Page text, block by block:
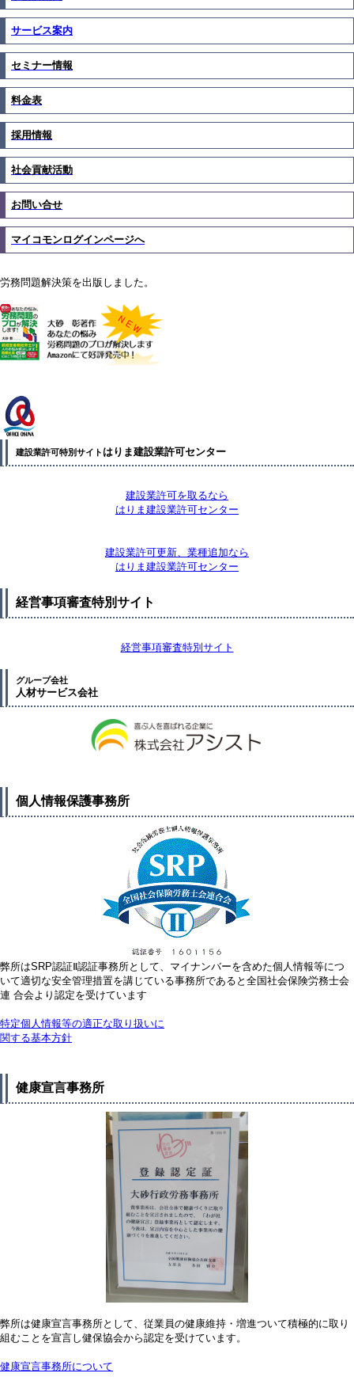
サービス案内
セミナー情報
料金表
採用情報
社会貢献活動
お問い合せ
マイコモンログインページへ
労務問題解決策を出版しました。
建設業許可特別サイト はりま建設業許可センター
建設業許可を取るなら
はりま建設業許可センター
建設業許可更新、業種追加なら
はりま建設業許可センター
経営事項審査特別サイト
経営事項審査特別サイト
グループ会社
人材サービス会社
個人情報保護事務所
弊所はSRP認証Ⅱ認証事務所として、マイナンバーを含めた個人情報等につ
いて適切な安全管理措置を講じている事務所であると全国社会保険労務士会
連 合会より認定を受けています
特定個人情報等の適正な取り扱いに
関する基本方針
健康宣言事務所
弊所は健康宣言事務所として、従業員の健康維持・増進ついて積極的に取り
組むことを宣言し健保協会から認定を受けています。
健康宣言事務所について